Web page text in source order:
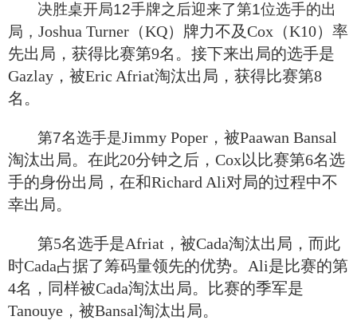
决胜桌开局12手牌之后迎来了第1位选手的出
局， Joshua Turner （KQ）牌力不及Cox （K10）率
先出局，获得比赛第9名。接下来出局的选手是
Gazlay，被Eric Afriat淘汰出局，获得比赛第8
名。
第7名选手是Jimmy Poper，被Paawan Bansal
淘汰出局。在此20分钟之后，Cox以比赛第6名选
手的身份出局，在和Richard Ali对局的过程中不
幸出局。
第5名选手是Afriat，被Cada淘汰出局，而此
时Cada占据了筹码量领先的优势。Ali是比赛的第
4名，同样被Cada淘汰出局。比赛的季军是
Tanouye，被Bansal淘汰出局。